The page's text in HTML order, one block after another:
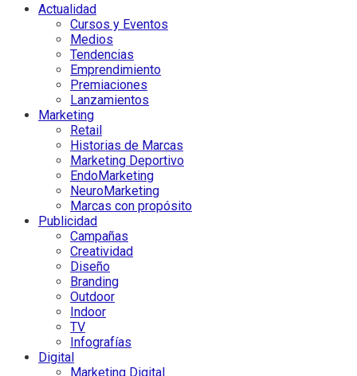
Actualidad
Cursos y Eventos
Medios
Tendencias
Emprendimiento
Premiaciones
Lanzamientos
Marketing
Retail
Historias de Marcas
Marketing Deportivo
EndoMarketing
NeuroMarketing
Marcas con propósito
Publicidad
Campañas
Creatividad
Diseño
Branding
Outdoor
Indoor
TV
Infografías
Digital
Marketing Digital